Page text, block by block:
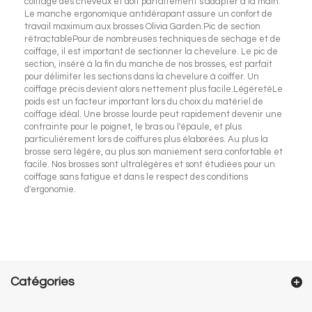
Le manche ergonomique antidérapant assure un confort de
travail maximum aux brosses Olivia Garden.Pic de section
rétractablePour de nombreuses techniques de séchage et de
coiffage, il est important de sectionner la chevelure. Le pic de
section, inséré à la fin du manche de nos brosses, est parfait
pour délimiter les sections dans la chevelure à coiffer. Un
coiffage précis devient alors nettement plus facile.LégèretéLe
poids est un facteur important lors du choix du matériel de
coiffage idéal. Une brosse lourde peut rapidement devenir une
contrainte pour le poignet, le bras ou l'épaule, et plus
particulièrement lors de coiffures plus élaborées. Au plus la
brosse sera légère, au plus son maniement sera confortable et
facile. Nos brosses sont ultralégères et sont étudiées pour un
coiffage sans fatigue et dans le respect des conditions
d'ergonomie.
Catégories